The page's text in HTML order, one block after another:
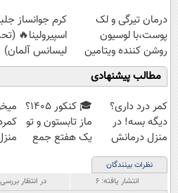
درمان تیرگی و لک
پوست،با لوسیون
روشن کننده ویتامین
c!
کرم جوانساز
اسپیرولینا🔥
لیسانس آلمان)
مطالب پیشنهادی
کمر درد داری؟
دیگه بسه! در
منزل درمانش
کن
(◀پرسش‌نامه)
🎓 کنکور ۱۴۰5؟
ماز تابستون و تو
یک هفتع جمع
نظرات بینندگان
انتشار یافته: ۶ در انتظار